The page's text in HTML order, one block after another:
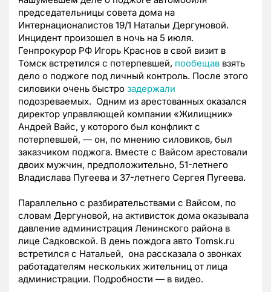
председательницы совета дома на
Интернационалистов 19/1 Натальи Дергуновой.
Инцидент произошел в ночь на 5 июля.
Генпрокурор РФ Игорь Краснов в свой визит в
Томск встретился с потерпевшей, пообещав взять
дело о поджоге под личный контроль. После этого
силовики очень быстро задержали
подозреваемых. Одним из арестованных оказался
директор управляющей компании «Жилищник»
Андрей Вайс, у которого был конфликт с
потерпевшей, — он, по мнению силовиков, был
заказчиком поджога. Вместе с Вайсом арестовали
двоих мужчин, предположительно, 51-летнего
Владислава Пугеева и 37-летнего Сергея Пугеева.
Параллельно с разбирательствами с Вайсом, по
словам Дергуновой, на активисток дома оказывала
давление администрация Ленинского района в
лице Садковской. В день пождога авто Tomsk.ru
встретился с Натальей, она рассказала о звонках
работадателям нескольких жительниц от лица
администрации. Подробности — в видео.